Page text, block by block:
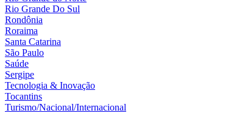
Rio Grande Do Sul
Rondônia
Roraima
Santa Catarina
São Paulo
Saúde
Sergipe
Tecnologia & Inovação
Tocantins
Turismo/Nacional/Internacional